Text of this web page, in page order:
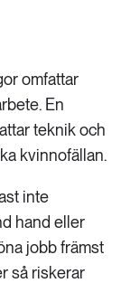
omfattar
En
teknik och
kvinnofällan.
inte
hand eller
jobb främst
så riskerar